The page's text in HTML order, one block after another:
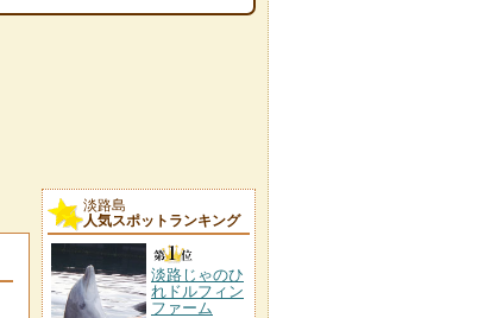
淡路島
人気スポットランキング
淡路じゃのひ
れドルフィン
ファーム